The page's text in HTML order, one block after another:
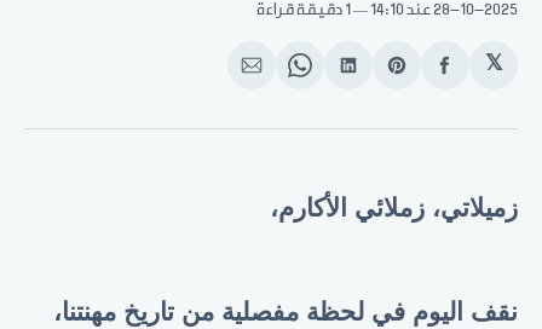
28-10-2025عند 14:10 1 دقيقة قراءة
𝕏
انشر
الفيسبوك
Share
Pinterest
انشر
لينكد
Share
WhatsApp
انشر
الإيميل
زميلاتي، زملائي الأكارم،
نقف اليوم في لحظة مفصلية من تاريخ مهنتنا،